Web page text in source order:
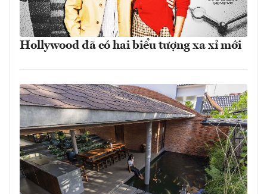
Hollywood đã có hai biểu tượng xa xỉ mới